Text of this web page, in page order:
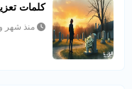
كلمات
منذ شهر